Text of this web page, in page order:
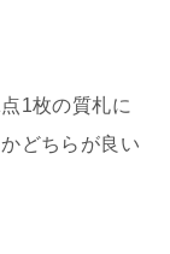
1枚の質札に
どちらが良い